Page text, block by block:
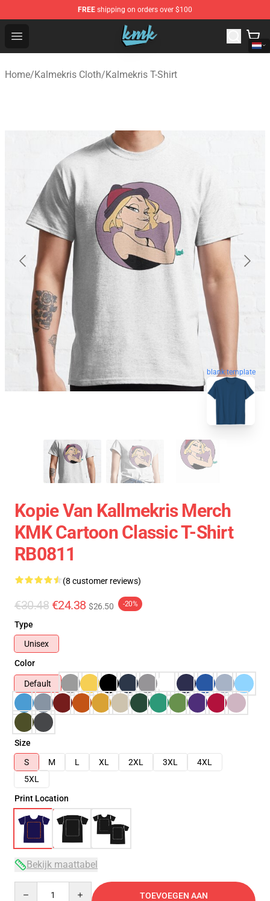
FREE shipping on orders over $100
Open menu
KallMeKris Store - Official KallMeKris Merchandise Shop
Home/Kalmekris Cloth/Kalmekris T-Shirt
blank template
Kopie Van Kallmekris Merch
KMK Cartoon Classic T-Shirt
RB0811
(8 customer reviews)
€30.48 €24.38 $26.50 -20%
Type
Unisex
Color
Default
Size
S
M L XL 2XL 3XL
4XL
5XL
Print Location
Bekijk maattabel
TOEVOEGEN AAN